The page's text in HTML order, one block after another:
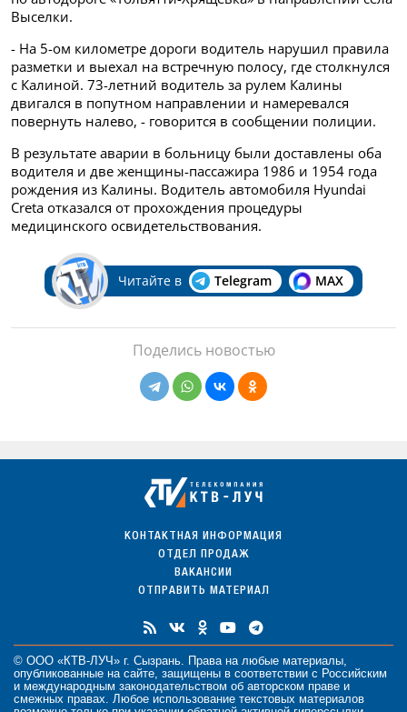
Выселки.
- На 5-ом километре дороги водитель нарушил правила
разметки и выехал на встречную полосу, где столкнулся
с Калиной. 73-летний водитель за рулем Калины
двигался в попутном направлении и намеревался
повернуть налево, - говорится в сообщении полиции.
В результате аварии в больницу были доставлены оба
водителя и две женщины-пассажира 1986 и 1954 года
рождения из Калины. Водитель автомобиля Hyundai
Creta отказался от прохождения процедуры
медицинского освидетельствования.
Читайте в Telegram MAX
Поделись новостью
КОНТАКТНАЯ ИНФОРМАЦИЯ
ОТДЕЛ ПРОДАЖ
ВАКАНСИИ
ОТПРАВИТЬ МАТЕРИАЛ
© ООО «КТВ-ЛУЧ» г. Сызрань. Права на любые материалы
опубликованные на сайте, защищены в соответствии с Российским
и международным законодательством об авторском праве и
смежных правах. Любое использование текстовых материалов